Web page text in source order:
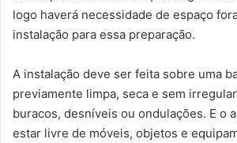
logo haverá necessidade de espaço
instalação para essa preparação.
A instalação deve ser feita sobre uma
previamente limpa, seca e sem
buracos, desníveis ou ondulações. E o
estar livre de móveis, objetos e